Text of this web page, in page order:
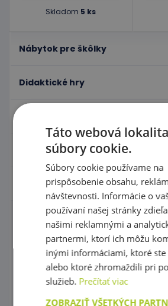
Nábytok pre škôlky
Didaktické hry
Hudobné nástroje
Výtvarné pomôcky - Kreativita
Sušičky výkresov a skrinky
Maliarske stojany
Skladom 5 ks
Táto webová
súbory cookie.
Súbory cookie používame na
prispôsobenie obsahu,
návštevnosti. Informácie o
používaní našej stránky
našimi reklamnými a
partnermi, ktorí ich môžu
inými informáciami, ktoré
alebo ktoré zhromaždili pri
služieb. Prečítať viac
ZOBRAZIŤ VŠETKÝCH